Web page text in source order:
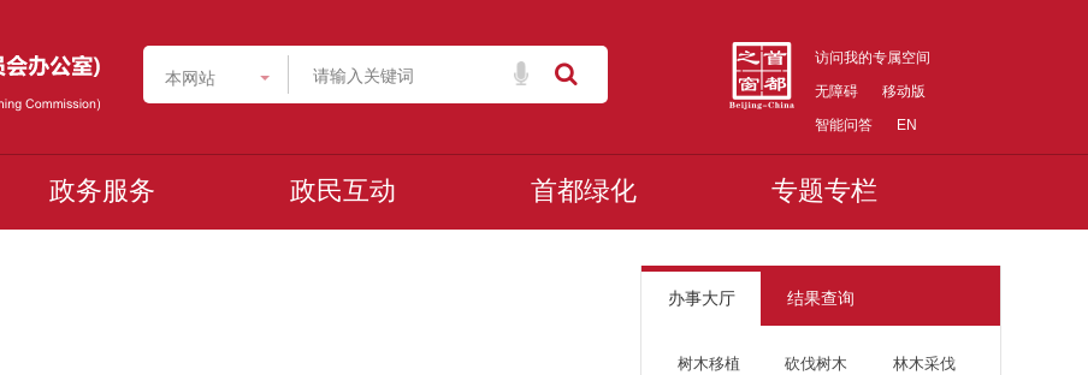
本网站
访问我的专属空间
无障碍
移动版
智能问答
EN
政务服务 政民互动 首都绿化 专题专栏
办事大厅 结果查询
树木移植 砍伐树木
林木采伐